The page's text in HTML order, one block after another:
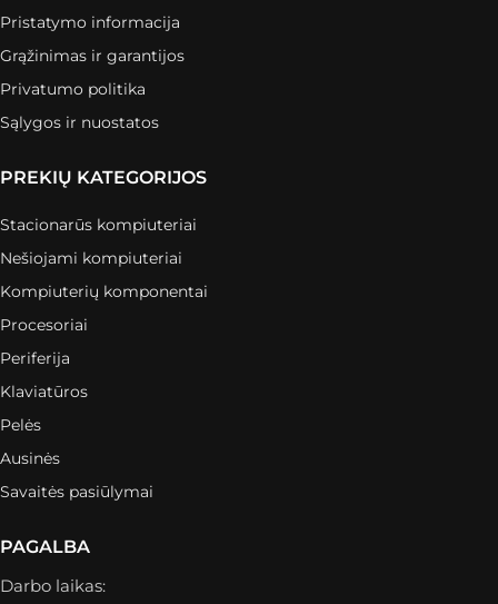
Pristatymo informacija
Grąžinimas ir garantijos
Privatumo politika
Sąlygos ir nuostatos
PREKIŲ KATEGORIJOS
Stacionarūs kompiuteriai
Nešiojami kompiuteriai
Kompiuterių komponentai
Procesoriai
Periferija
Klaviatūros
Pelės
Ausinės
Savaitės pasiūlymai
PAGALBA
Darbo laikas: